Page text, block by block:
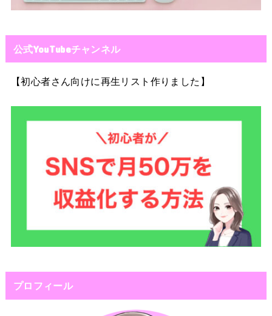
公式YouTubeチャンネル
【初心者さん向けに再生リスト作りました】
プロフィール